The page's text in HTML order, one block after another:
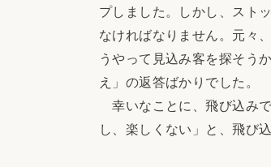
プしました。しかし、スト
なければなりません。元々
うやって見込み客を探そう
え」の返答ばかりでした。
幸いなことに、飛び込み
し、楽しくない」と、飛び